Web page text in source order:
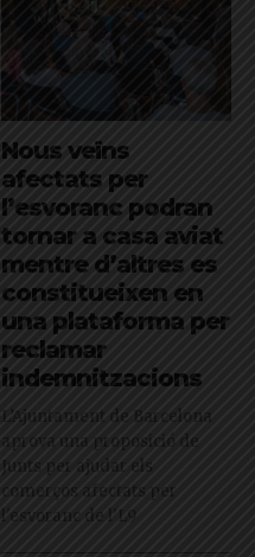
Nous veïns
afectats per
l’esvoranc podran
tornar a casa aviat
mentre d’altres es
constitueixen en
una plataforma per
reclamar
indemnitzacions
L’Ajuntament de Barcelona
aprova una proposició de
Junts per ajudar els
comerços afectats per
l'esvoranc de l'L9